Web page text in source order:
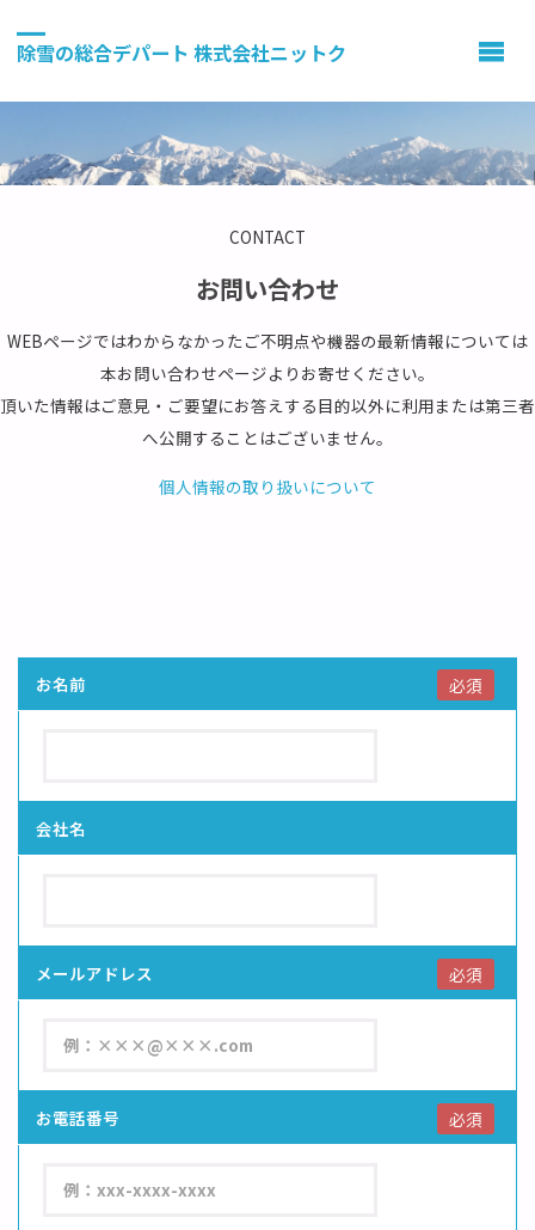
除雪の総合デパート 株式会社ニットク
CONTACT
お問い合わせ
WEBページではわからなかったご不明点や機器の最新情報については
本お問い合わせページよりお寄せください。
頂いた情報はご意見・ご要望にお答えする目的以外に利用または第三者
へ公開することはございません。
個人情報の取り扱いについて
必須
お名前
会社名
必須
メールアドレス
必須
お電話番号